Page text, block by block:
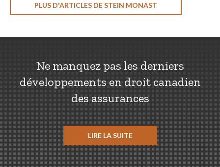
PLUS D'ARTICLES DE STEIN MONAST
Ne manquez pas les derniers
développements en droit canadien
des assurances
LIRE LA SUITE